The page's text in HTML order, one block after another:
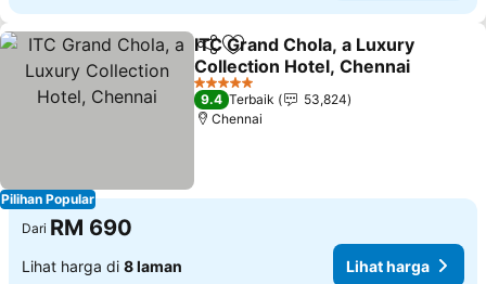
Pilihan Popular
KongsiTambah ke favorit
ITC Grand Chola, a Luxury
Collection Hotel, Chennai
Lihat harga
5 Bintang
9.4 Terbaik
53,824
Chennai
Dari RM 690
Lihat harga di 8 laman Lihat harga